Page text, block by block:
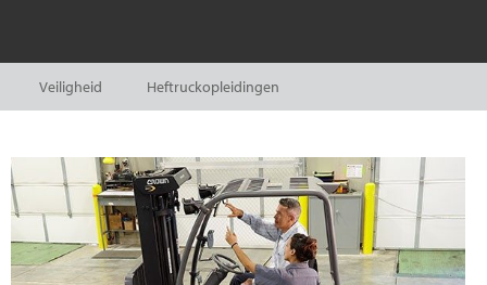
Veiligheid Heftruckopleidingen